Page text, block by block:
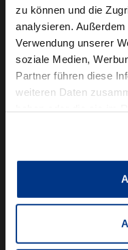
zu können und die
analysieren.
Verwendung unserer
soziale Medien,
Partner führen diese
weiteren Daten
Für
Audi Business
BMW Geschäftskunden
Volkswagen Professional
Autowelt
News & Events
Ausbildung